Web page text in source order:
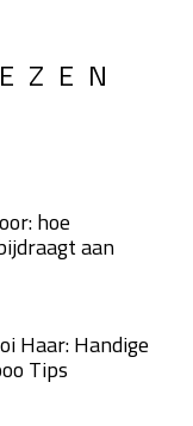
hoe
aan
Haar: Handige
Tips